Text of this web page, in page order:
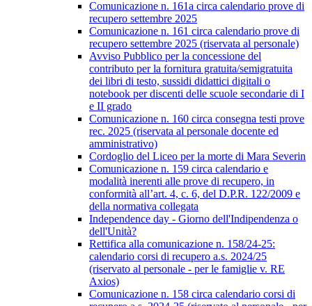
Comunicazione n. 161a circa calendario prove di
recupero settembre 2025
Comunicazione n. 161 circa calendario prove di
recupero settembre 2025 (riservata al personale)
Avviso Pubblico per la concessione del
contributo per la fornitura gratuita/semigratuita
dei libri di testo, sussidi didattici digitali o
notebook per discenti delle scuole secondarie di I
e II grado
Comunicazione n. 160 circa consegna testi prove
rec. 2025 (riservata al personale docente ed
amministrativo)
Cordoglio del Liceo per la morte di Mara Severin
Comunicazione n. 159 circa calendario e
modalità inerenti alle prove di recupero, in
conformità all’art. 4, c. 6, del D.P.R. 122/2009 e
della normativa collegata
Independence day - Giorno dell'Indipendenza o
dell'Unità?
Rettifica alla comunicazione n. 158/24-25:
calendario corsi di recupero a.s. 2024/25
(riservato al personale - per le famiglie v. RE
Axios)
Comunicazione n. 158 circa calendario corsi di